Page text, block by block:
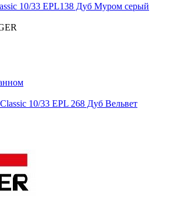
10/33 EPL138 Дуб Муром серый